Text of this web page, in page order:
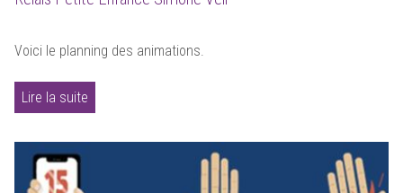
Voici le planning des animations.
Lire la suite